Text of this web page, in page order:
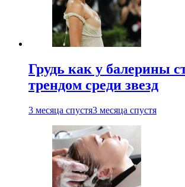
Грудь как у балерины
трендом среди звезд
3 месяца спустя3 месяца спустя